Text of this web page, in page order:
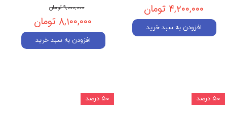
۴,۲۰۰,۰۰۰ تومان
افزودن به سبد خرید
۹,۰۰۰,۰۰۰ تومان
۸,۱۰۰,۰۰۰ تومان
افزودن به سبد خرید
۵۰ درصد ۵۰ درصد